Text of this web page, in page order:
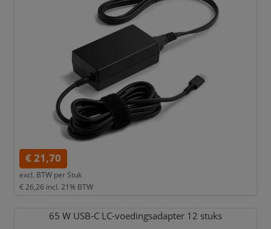
€ 21,70
excl. BTW per Stuk
€ 26,26 incl. 21% BTW
65 W USB-C LC-voedingsadapter 12 stuks